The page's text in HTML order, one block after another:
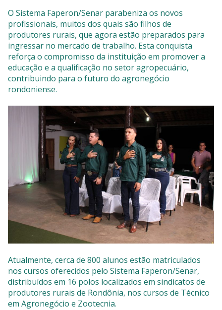
O Sistema Faperon/Senar parabeniza os novos
profissionais, muitos dos quais são filhos de
produtores rurais, que agora estão preparados para
ingressar no mercado de trabalho. Esta conquista
reforça o compromisso da instituição em promover a
educação e a qualificação no setor agropecuário,
contribuindo para o futuro do agronegócio
rondoniense.
Atualmente, cerca de 800 alunos estão matriculados
nos cursos oferecidos pelo Sistema Faperon/Senar,
distribuídos em 16 polos localizados em sindicatos de
produtores rurais de Rondônia, nos cursos de Técnico
em Agronegócio e Zootecnia.